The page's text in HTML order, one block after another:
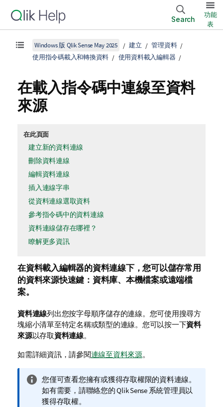
Search
功能
表
Windows 版 Qlik Sense May 2025 建立
管理資料
使用指令碼載入和轉換資料
使用資料載入編輯器
在載入指令碼中連線至資料
來源
在此頁面
建立新的資料連線
刪除資料連線
編輯資料連線
插入連線字串
從資料連線選取資料
參考指令碼中的資料連線
資料連線儲存在哪裡？
瞭解更多資訊
在資料載入編輯器的資料連線下，您可以儲存常用
的資料來源快速鍵：資料庫、本機檔案或遠端檔
案。
資料連線列出您按字母順序儲存的連線。您可使用搜尋方
塊縮小清單至特定名稱或類型的連線。您可以按一下資料
來源以存取資料連線。
如需詳細資訊，請參閱連線至資料來源。
資
訊
備
您僅可查看您擁有或獲得存取權限的資料連線。
如有需要，請聯絡您的Qlik Sense系統管理員以
獲得存取權。